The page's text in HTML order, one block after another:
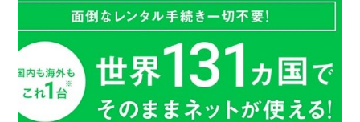
ときも
WiFiは
メリッ
ト満載
だけど